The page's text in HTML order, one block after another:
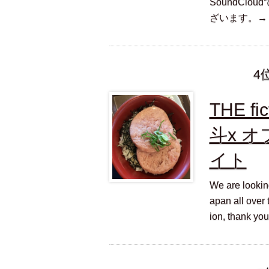
SoundCloud
ざいます。→
4
THE
斗x オ
イト
We are
apan all over
ion, thank